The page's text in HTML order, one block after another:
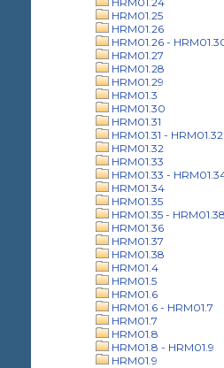
HRM01.25
HRM01.26
HRM01.26 -
HRM01.27
HRM01.28
HRM01.29
HRM01.3
HRM01.30
HRM01.31
HRM01.31 - HRM01.32
HRM01.32
HRM01.33
HRM01.33 -
HRM01.34
HRM01.35
HRM01.35 -
HRM01.36
HRM01.37
HRM01.38
HRM01.4
HRM01.5
HRM01.6
HRM01.6 - HRM01.7
HRM01.7
HRM01.8
HRM01.8 - HRM01.9
HRM01.9